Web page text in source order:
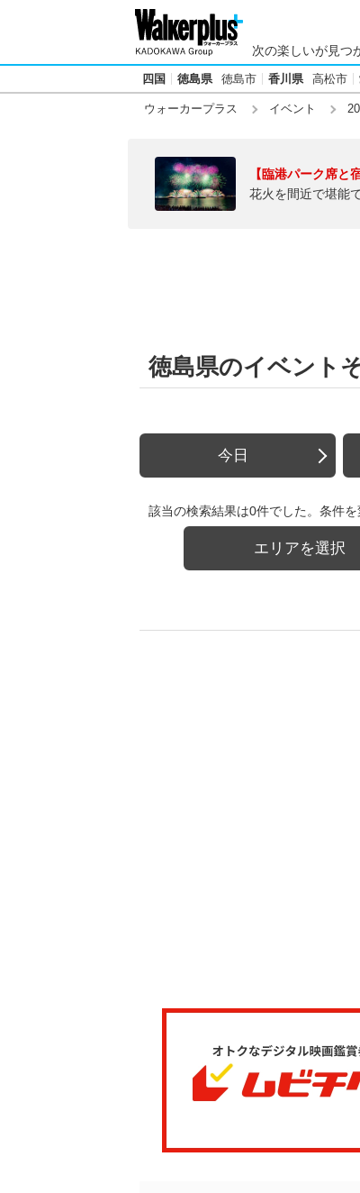
次の楽しいが見つ
四国 徳島県 徳島市 香川県 高松市
ウォーカープラス イベント
【臨港パーク席と
花火を間近で堪能
徳島県のイベント
今日
該当の検索結果は0件でした。条件を
エリアを選択